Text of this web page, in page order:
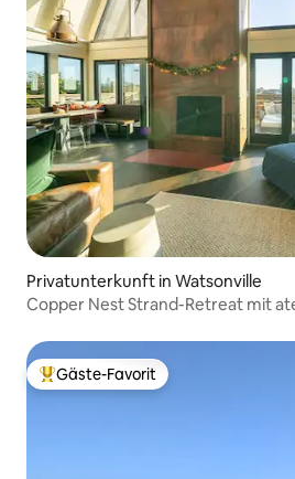
Privatunterkunft in Watsonville
Copper Nest Strand-Retreat mit
Beliebter Gäste-Favorit.
Gäste-Favorit